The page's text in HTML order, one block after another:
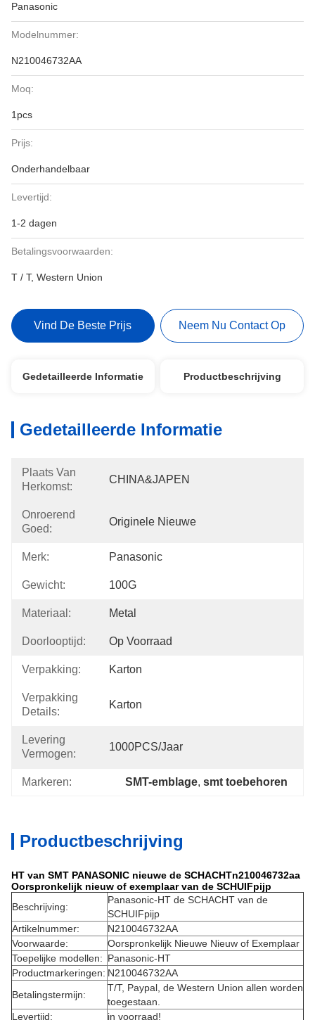
Panasonic
Modelnummer:
N210046732AA
Moq:
1pcs
Prijs:
Onderhandelbaar
Levertijd:
1-2 dagen
Betalingsvoorwaarden:
T / T, Western Union
Vind De Beste Prijs Neem Nu Contact Op
Gedetailleerde Informatie Productbeschrijving
Gedetailleerde Informatie
Plaats Van
Herkomst:
CHINA&JAPEN
Onroerend
Goed:
Originele Nieuwe
Merk: Panasonic
Gewicht: 100G
Materiaal: Metal
Doorlooptijd: Op Voorraad
Verpakking: Karton
Verpakking
Details:
Karton
Levering
Vermogen:
1000PCS/jaar
Markeren: SMT-emblage, smt toebehoren
Productbeschrijving
HT van SMT PANASONIC nieuwe de SCHACHTn210046732aa
Oorspronkelijk nieuw of exemplaar van de SCHUIFpijp
Beschrijving:
Panasonic-HT de SCHACHT van de
SCHUIFpijp
Artikelnummer:
N210046732AA
Voorwaarde:
Oorspronkelijk Nieuwe Nieuw of Exemplaar
Toepelijke modellen: Panasonic-HT
Productmarkeringen: N210046732AA
Betalingstermijn:
T/T, Paypal, de Western Union allen worden
toegestaan.
Levertijd:
in voorraad!